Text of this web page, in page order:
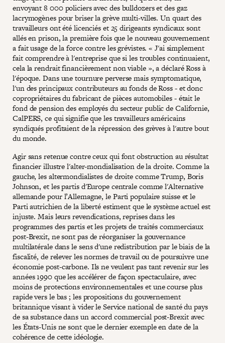
envoyant 8 000 policiers avec des bulldozers et des gaz
lacrymogènes pour briser la grève multi-villes. Un quart des
travailleurs ont été licenciés et 25 dirigeants syndicaux sont
allés en prison, la première fois que le nouveau gouvernement
a fait usage de la force contre les grévistes. « J'ai simplement
fait comprendre à l'entreprise que si les troubles continuaient,
cela la rendrait financièrement non viable », a déclaré Ross à
l'époque. Dans une tournure perverse mais symptomatique,
l'un des principaux contributeurs au fonds de Ross - et donc
copropriétaires du fabricant de pièces automobiles - était le
fond de pension des employés du secteur public de Californie,
CalPERS, ce qui signifie que les travailleurs américains
syndiqués profitaient de la répression des grèves à l'autre bout
du monde.
Agir sans retenue contre ceux qui font obstruction au résultat
financier illustre l'alter-mondialisation de la droite. Comme la
gauche, les altermondialistes de droite comme Trump, Boris
Johnson, et les partis d'Europe centrale comme l'Alternative
allemande pour l’Allemagne, le Parti populaire suisse et le
Parti autrichien de la liberté estiment que le système actuel est
injuste. Mais leurs revendications, reprises dans les
programmes des partis et les projets de traités commerciaux
post-Brexit, ne sont pas de réorganiser la gouvernance
multilatérale dans le sens d'une redistribution par le biais de la
fiscalité, de relever les normes de travail ou de poursuivre une
économie post-carbone. Ils ne veulent pas tant revenir sur les
années 1990 que les accélérer de façon spectaculaire, avec
moins de protections environnementales et une course plus
rapide vers le bas ; les propositions du gouvernement
britannique visant à vider le Service national de santé du pays
de sa substance dans un accord commercial post-Brexit avec
les États-Unis ne sont que le dernier exemple en date de la
cohérence de cette idéologie.